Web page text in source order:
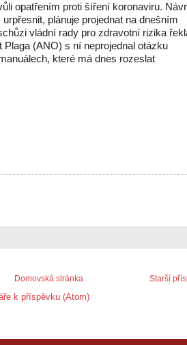
opatřením proti šíření koronaviru.
plánuje projednat na dnešním
vládní rady pro zdravotní rizika
(ANO) s ní neprojednal otázku
které má dnes rozeslat
Starší
Domovská stránka
k příspěvku (Atom)